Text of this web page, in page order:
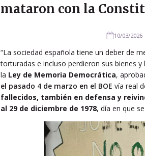
mataron con la
10/03/2026
“La sociedad española tiene un deber de
torturadas e incluso perdieron sus bienes
la Ley de Memoria Democrática,
el pasado 4 de marzo en el BOE vía real
fallecidos, también en defensa y
al 29 de diciembre de 1978, día en que